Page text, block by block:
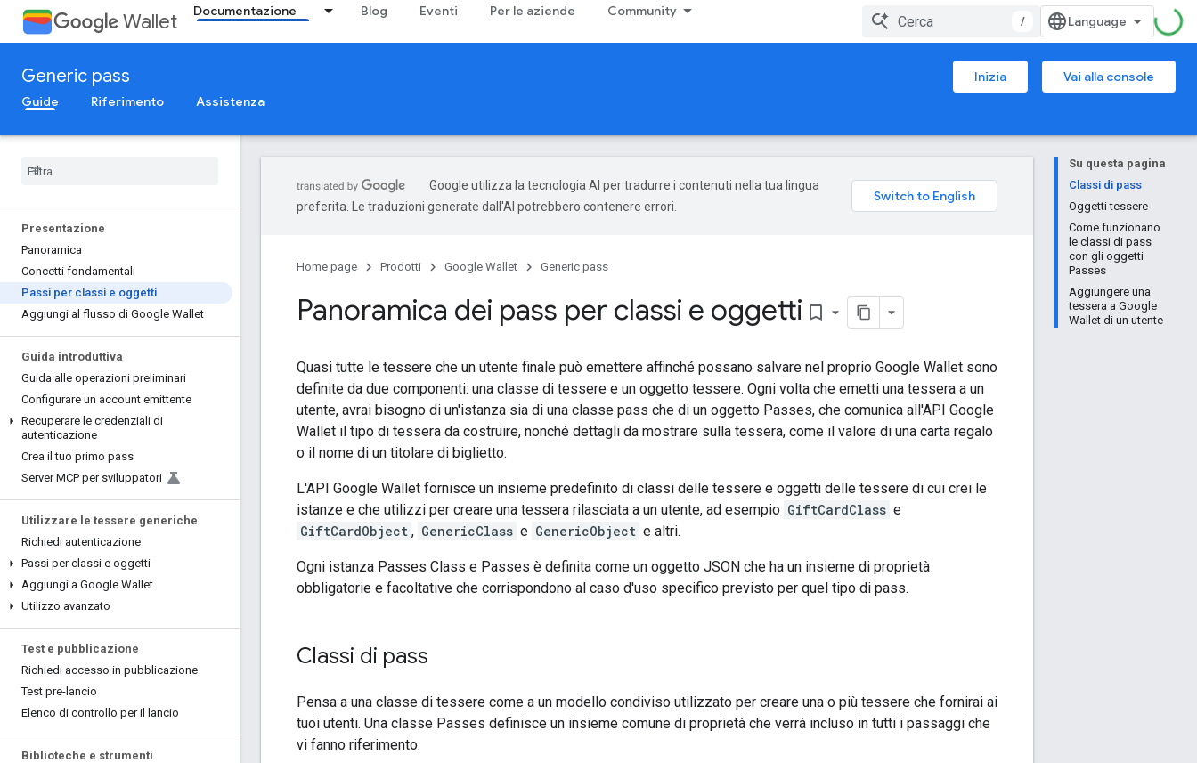
Wallet Documentazione Blog Eventi Per le aziende Community
/
Generic pass Inizia
Vai alla console
Guide
Riferimento Assistenza
Presentazione
Panoramica
Concetti fondamentali
Passi per classi e oggetti
Aggiungi al flusso di Google Wallet
Guida introduttiva
Guida alle operazioni preliminari
Configurare un account emittente
Recuperare le credenziali di
autenticazione
Crea il tuo primo pass
Server MCP per sviluppatori
Utilizzare le tessere generiche
Richiedi autenticazione
Passi per classi e oggetti
Aggiungi a Google Wallet
Utilizzo avanzato
Test e pubblicazione
Richiedi accesso in pubblicazione
Test pre-lancio
Elenco di controllo per il lancio
Biblioteche e strumenti
Su questa pagina
Classi di pass
Oggetti tessere
Come funzionano
le classi di pass
con gli oggetti
Passes
Aggiungere una
tessera a Google
Wallet di un utente
Google utilizza la tecnologia AI per tradurre i contenuti nella tua lingua
preferita. Le traduzioni generate dall'AI potrebbero contenere errori.
Home page Prodotti Google Wallet Generic pass
Panoramica dei pass per classi e oggetti bookmark_border
Quasi tutte le tessere che un utente finale può emettere affinché possano salvare nel proprio Google Wallet sono
definite da due componenti: una classe di tessere e un oggetto tessere. Ogni volta che emetti una tessera a un
utente, avrai bisogno di un'istanza sia di una classe pass che di un oggetto Passes, che comunica all'API Google
Wallet il tipo di tessera da costruire, nonché dettagli da mostrare sulla tessera, come il valore di una carta regalo
o il nome di un titolare di biglietto.
L'API Google Wallet fornisce un insieme predefinito di classi delle tessere e oggetti delle tessere di cui crei le
istanze e che utilizzi per creare una tessera rilasciata a un utente, ad esempio GiftCardClass e
GiftCardObject , GenericClass e GenericObject e altri.
Ogni istanza Passes Class e Passes è definita come un oggetto JSON che ha un insieme di proprietà
obbligatorie e facoltative che corrispondono al caso d'uso specifico previsto per quel tipo di pass.
Classi di pass
Pensa a una classe di tessere come a un modello condiviso utilizzato per creare una o più tessere che fornirai ai
tuoi utenti. Una classe Passes definisce un insieme comune di proprietà che verrà incluso in tutti i passaggi che
vi fanno riferimento.